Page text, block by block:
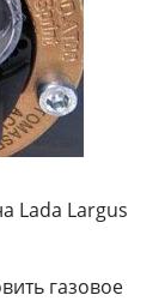
Lada Largus
газовое